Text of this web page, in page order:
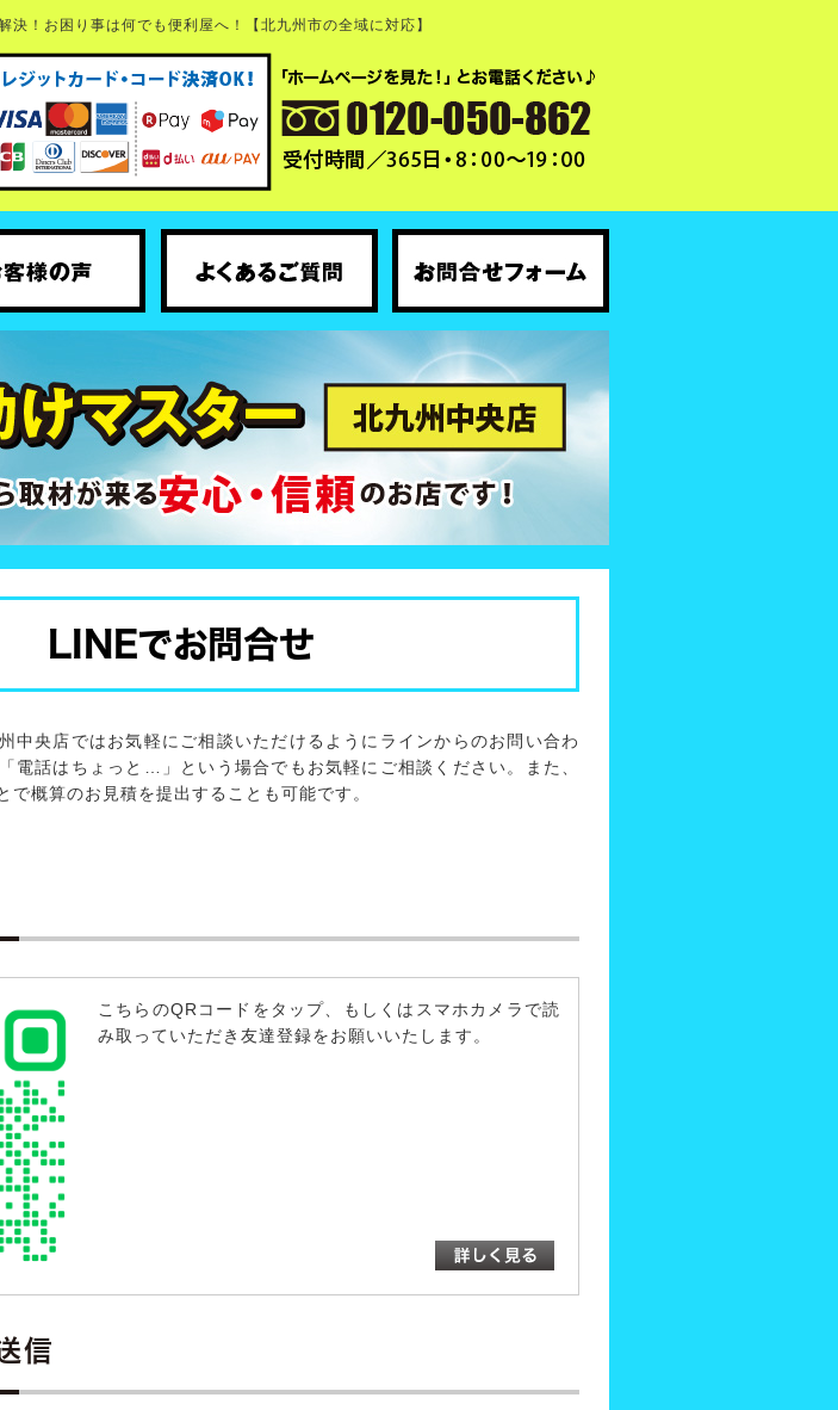
！お困り事は何でも便利屋へ！【北九州市の全域に対応】
LINEでお問合せ
中央店ではお気軽にご相談いただけるようにラインからのお問い合わ
電話はちょっと…」という場合でもお気軽にご相談ください。また、
で概算のお見積を提出することも可能です。
こちらのQRコードをタップ、もしくはスマホカメラで読
み取っていただき友達登録をお願いいたします。
信